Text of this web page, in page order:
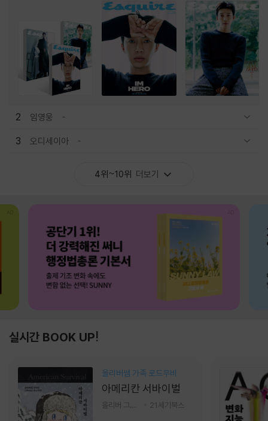
2 임영웅
3 오디세이아
4위~10위 더보기
실시간 BOOK UP!
올리버쌤 가족 로드무비
아메리칸 서바이벌
21세기북스